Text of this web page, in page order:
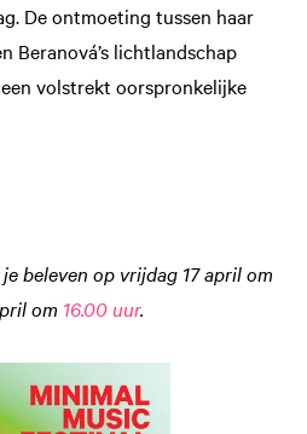
De ontmoeting tussen haar
Beranová’s lichtlandschap
volstrekt oorspronkelijke
beleven op vrijdag 17 april om
om 16.00 uur.